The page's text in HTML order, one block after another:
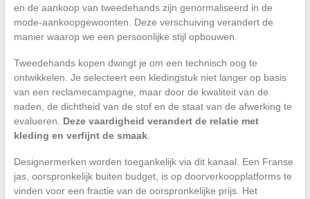
en de aankoop van tweedehands zijn genormaliseerd in de
mode-aankoopgewoonten. Deze verschuiving verandert de
manier waarop we een persoonlijke stijl opbouwen.
Tweedehands kopen dwingt je om een technisch oog te
ontwikkelen. Je selecteert een kledingstuk niet langer op basis
van een reclamecampagne, maar door de kwaliteit van de
naden, de dichtheid van de stof en de staat van de afwerking te
evalueren. Deze vaardigheid verandert de relatie met
kleding en verfijnt de smaak.
Designermerken worden toegankelijk via dit kanaal. Een Franse
jas, oorspronkelijk buiten budget, is op doorverkoopplatforms te
vinden voor een fractie van de oorspronkelijke prijs. Het